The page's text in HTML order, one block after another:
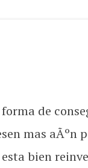
de
mas aÃºn
bien